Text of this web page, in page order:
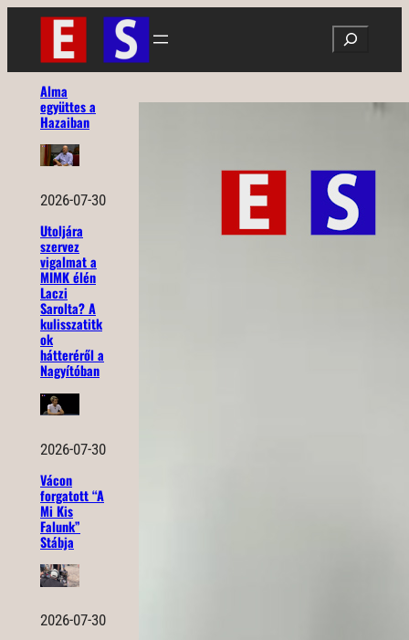
Ugrás
tartalomhoz
Search
Alma
együttes a
Hazaiban
2026-07-30
Utoljára
szervez
vigalmat a
MIMK élén
Laczi
Sarolta? A
kulisszatitk
ok
hátteréről a
Nagyítóban
2026-07-30
Vácon
forgatott “A
Mi Kis
Falunk”
Stábja
2026-07-30